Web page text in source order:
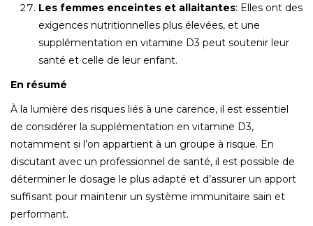
Les femmes enceintes et allaitantes: Elles ont des
exigences nutritionnelles plus élevées, et une
supplémentation en vitamine D3 peut soutenir leur
santé et celle de leur enfant.
En résumé
À la lumière des risques liés à une carence, il est essentiel
de considérer la supplémentation en vitamine D3,
notamment si l’on appartient à un groupe à risque. En
discutant avec un professionnel de santé, il est possible de
déterminer le dosage le plus adapté et d’assurer un apport
suffisant pour maintenir un système immunitaire sain et
performant.